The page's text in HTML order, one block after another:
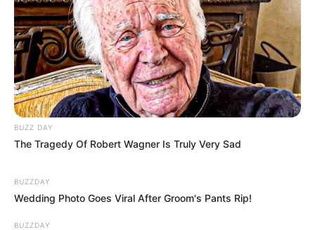
BUZZ DAY
The Tragedy Of Robert Wagner Is Truly Very Sad
BUZZDAY
Wedding Photo Goes Viral After Groom's Pants Rip!
BUZZDAY